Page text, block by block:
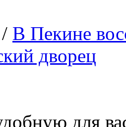
В Пекине
дворец
для